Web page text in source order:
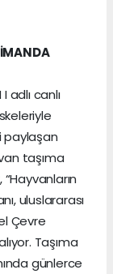
adlı canlı
paylaşan
taşıma
uluslararası
Çevre
Taşıma
günlerce